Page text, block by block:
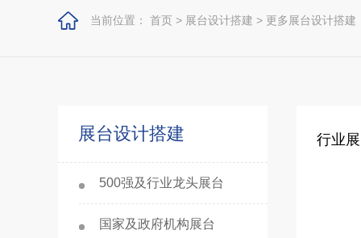
当前位置： 首页 > 展台设计搭建 > 更多展台设计搭建
展台设计搭建
500强及行业龙头展台
国家及政府机构展台
行业